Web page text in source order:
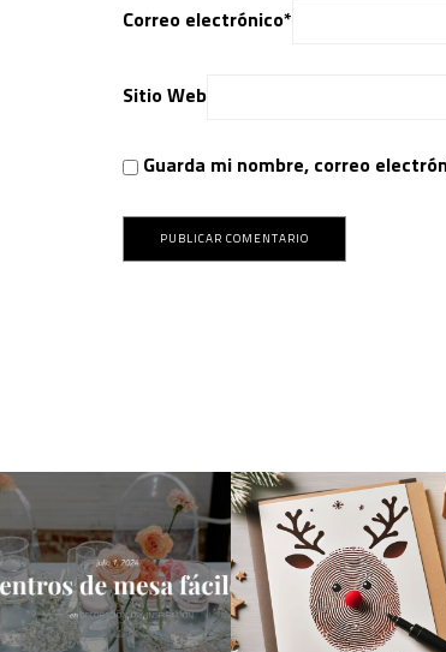
Correo electrónico*
Sitio Web
Guarda mi nombre, correo